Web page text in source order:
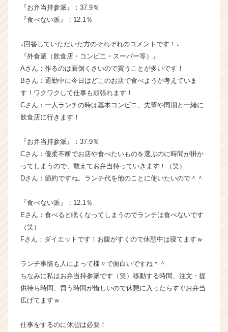
サ
イ
ア
キ
ャ
リ
ア
（C
r
C
a
r
e
『お弁当持参派』：37.9％
『食べない派』：12.1％
↓回答していただいた方のそれぞれのコメントです！↓
『外食派（飲食店・コンビニ・スーパー等）』
Aさん：作るのは面倒くさいので買うことが多いです！
Bさん：通勤中に今日はどこのお店で食べようか考えていま
す！ワクワクして仕事も頑張れます！
Cさん：一人ランチの時は基本コンビニ、先輩や同期と一緒に
飲食店に行きます！
『お弁当持参派』：37.9％
Cさん：優柔不断でお店や食べたいものを選ぶのに時間が掛か
ってしまうので、敢えてお弁当持っていきます！（笑）
Dさん：節約ですね。ランチ代を他のことに使いたいので＾＾
『食べない派』：12.1％
Eさん：食べると眠くなってしまうのでランチは食べないです
（笑）
Fさん：ダイエットです！お腹がすくので休憩中は寝てますｗ
ランチ事情も人によって様々で面白いですね＾＾
ちなみに私はお弁当持参派です（笑）移動する時間、注文・提
供待ち時間、買う時間が惜しいので休憩に入ったらすぐお弁当
広げてますｗ
仕事をするのに休憩は必要！